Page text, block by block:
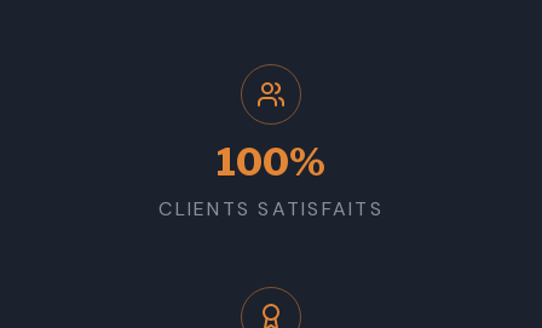
100%
CLIENTS SATISFAITS